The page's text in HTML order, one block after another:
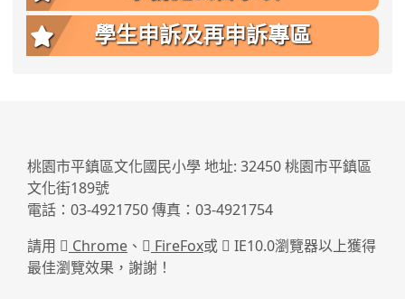
學生申訴及再申訴專區
桃園市平鎮區文化國民小學 地址: 32450 桃園市平鎮區
文化街189號
電話：03-4921750 傳真：03-4921754
請用
Chrome 、 FireFox或
IE10.0瀏覽器以上獲得
最佳瀏覽效果，謝謝！